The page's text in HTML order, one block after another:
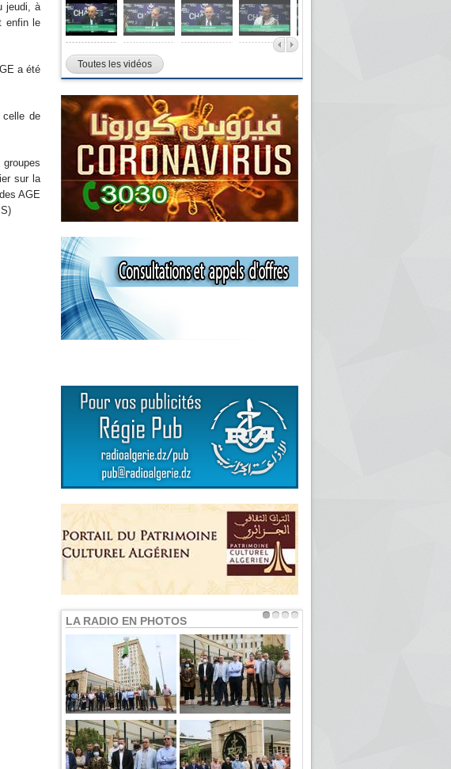
jeudi, à
enfin le
a été
celle de
sur la
AGE
Toutes les vidéos
LA RADIO EN PHOTOS